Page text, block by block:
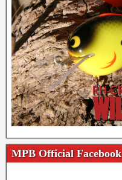
MPB Official Facebook